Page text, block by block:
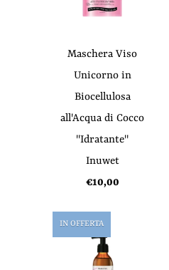
Maschera Viso
Unicorno in
Biocellulosa
all'Acqua di Cocco
"Idratante"
Inuwet
€10,00
IN OFFERTA